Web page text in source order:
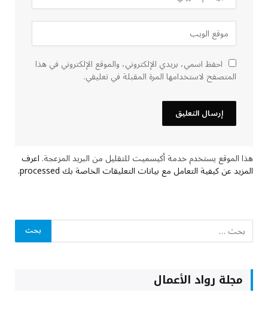
احفظ اسمي، بريدي الإلكتروني، والموقع الإلكتروني في هذا
المتصفح لاستخدامها المرة المقبلة في تعليقي.
هذا الموقع يستخدم خدمة أكيسميت للتقليل من البريد المزعجة.اعرف
المزيد عن كيفية التعامل مع بيانات التعليقات الخاصة بك processed .
مجلة رواد الأعمال